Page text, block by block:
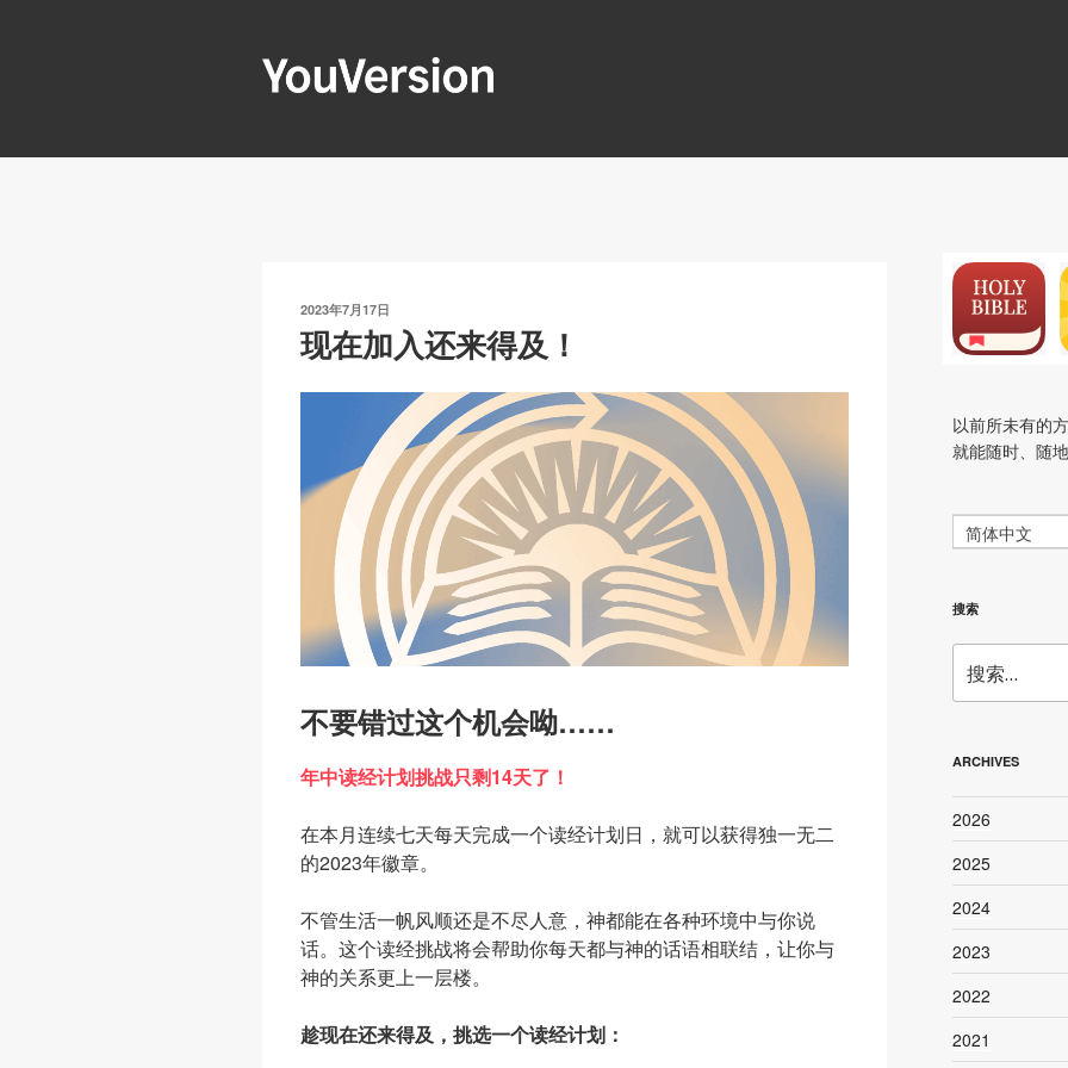
发
布
于
2023年7月17日
现在加入还来得及！
不要错过这个机会呦……
年中读经计划挑战只剩14天了！
在本月连续七天每天完成一个读经计划日，就可以获得独一无二
的2023年徽章。
不管生活一帆风顺还是不尽人意，神都能在各种环境中与你说
话。这个读经挑战将会帮助你每天都与神的话语相联结，让你与
神的关系更上一层楼。
趁现在还来得及，挑选一个读经计划：
以前所未有的
就能随时、随
简体中文
搜索
索：
ARCHIVES
2026
2025
2024
2023
2022
2021